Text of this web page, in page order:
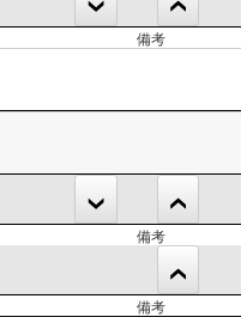
備考
備考
備考